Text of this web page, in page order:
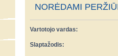
NORĖDAMI
Vartotojo vardas:
Slaptažodis: